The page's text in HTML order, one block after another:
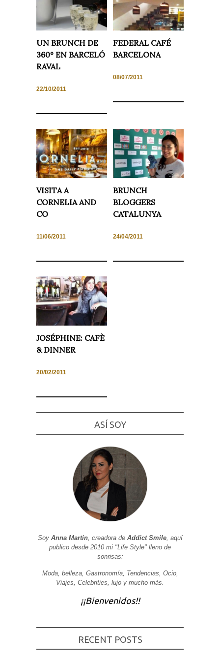
UN BRUNCH DE
360º EN BARCELÓ
RAVAL
22/10/2011
FEDERAL CAFÉ
BARCELONA
08/07/2011
VISITA A
CORNELIA AND
CO
11/06/2011
BRUNCH
BLOGGERS
CATALUNYA
24/04/2011
JOSÉPHINE: CAFÈ
& DINNER
20/02/2011
ASÍ SOY
Soy Anna Martin, creadora de Addict Smile, aquí
publico desde 2010 mi "Life Style" lleno de
sonrisas:
Moda, belleza, Gastronomía, Tendencias, Ocio,
Viajes, Celebrities, lujo y mucho más.
¡¡Bienvenidos!!
RECENT POSTS
nuestra web
mejor posible
visita. Si
rechaza estas
cookies,
funcionalidades
desaparecerán
Marketing
Al compartir tus
intereses y
comportamiento
mientras visitas
nuestro sitio,
aumentas la
ver contenido y
personalizados.